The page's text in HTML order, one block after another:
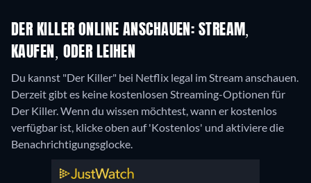
DER KILLER ONLINE ANSCHAUEN: STREAM,
KAUFEN, ODER LEIHEN
Du kannst "Der Killer" bei Netflix legal im Stream anschauen.
Derzeit gibt es keine kostenlosen Streaming-Optionen für
Der Killer. Wenn du wissen möchtest, wann er kostenlos
verfügbar ist, klicke oben auf 'Kostenlos' und aktiviere die
Benachrichtigungsglocke.